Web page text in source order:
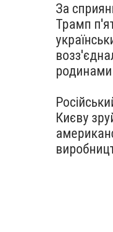
За
Трамп
родинами
Києву